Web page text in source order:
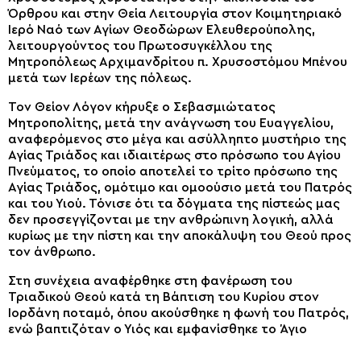
Όρθρου και στην Θεία Λειτουργία στον Κοιμητηριακό
Ιερό Ναό των Αγίων Θεοδώρων Ελευθερούπολης,
λειτουργούντος του Πρωτοσυγκέλλου της
Μητροπόλεως Αρχιμανδρίτου π. Χρυσοστόμου Μπένου
μετά των Ιερέων της πόλεως.
Τον Θείον Λόγον κήρυξε ο Σεβασμιώτατος
Μητροπολίτης, μετά την ανάγνωση του Ευαγγελίου,
αναφερόμενος στο μέγα και ασύλληπτο μυστήριο της
Αγίας Τριάδος και ιδιαιτέρως στο πρόσωπο του Αγίου
Πνεύματος, το οποίο αποτελεί το τρίτο πρόσωπο της
Αγίας Τριάδος, ομότιμο και ομοούσιο μετά του Πατρός
και του Υιού. Τόνισε ότι τα δόγματα της πίστεώς μας
δεν προσεγγίζονται με την ανθρώπινη λογική, αλλά
κυρίως με την πίστη και την αποκάλυψη του Θεού προς
τον άνθρωπο.
Στη συνέχεια αναφέρθηκε στη φανέρωση του
Τριαδικού Θεού κατά τη Βάπτιση του Κυρίου στον
Ιορδάνη ποταμό, όπου ακούσθηκε η φωνή του Πατρός,
ενώ βαπτιζόταν ο Υιός και εμφανίσθηκε το Άγιο